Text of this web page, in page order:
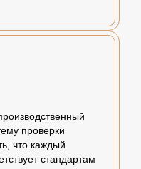
проверки
что каждый
стандартам